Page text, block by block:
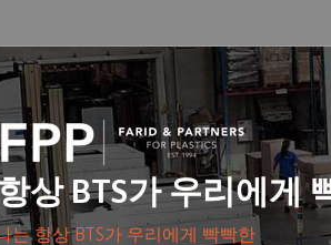
상 BTS가 우리에게
는 항상 BTS가 우리에게 빡빡한